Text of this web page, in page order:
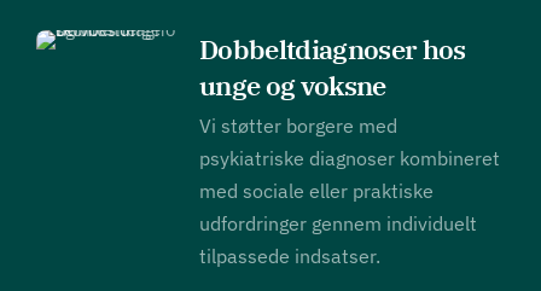
Dobbeltdiagnoser hos
unge og voksne
Vi støtter borgere med
psykiatriske diagnoser kombineret
med sociale eller praktiske
udfordringer gennem individuelt
tilpassede indsatser.